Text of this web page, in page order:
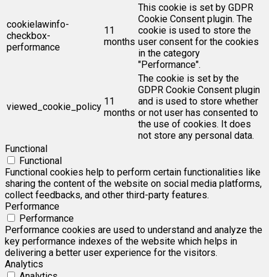
cookielawinfo-
checkbox-
performance
11
months
This cookie is set by GDPR
Cookie Consent plugin. The
cookie is used to store the
user consent for the cookies
in the category
"Performance".
viewed_cookie_policy 11
months
The cookie is set by the
GDPR Cookie Consent plugin
and is used to store whether
or not user has consented to
the use of cookies. It does
not store any personal data.
Functional
Functional
Functional cookies help to perform certain functionalities like
sharing the content of the website on social media platforms,
collect feedbacks, and other third-party features.
Performance
Performance
Performance cookies are used to understand and analyze the
key performance indexes of the website which helps in
delivering a better user experience for the visitors.
Analytics